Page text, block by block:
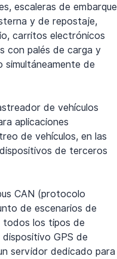
escaleras de embarque
y de repostaje,
carritos electrónicos
con palés de carga y
de
de vehículos
aplicaciones
de vehículos, en las
de terceros
CAN (protocolo
de escenarios de
todos los tipos de
GPS de
servidor dedicado para